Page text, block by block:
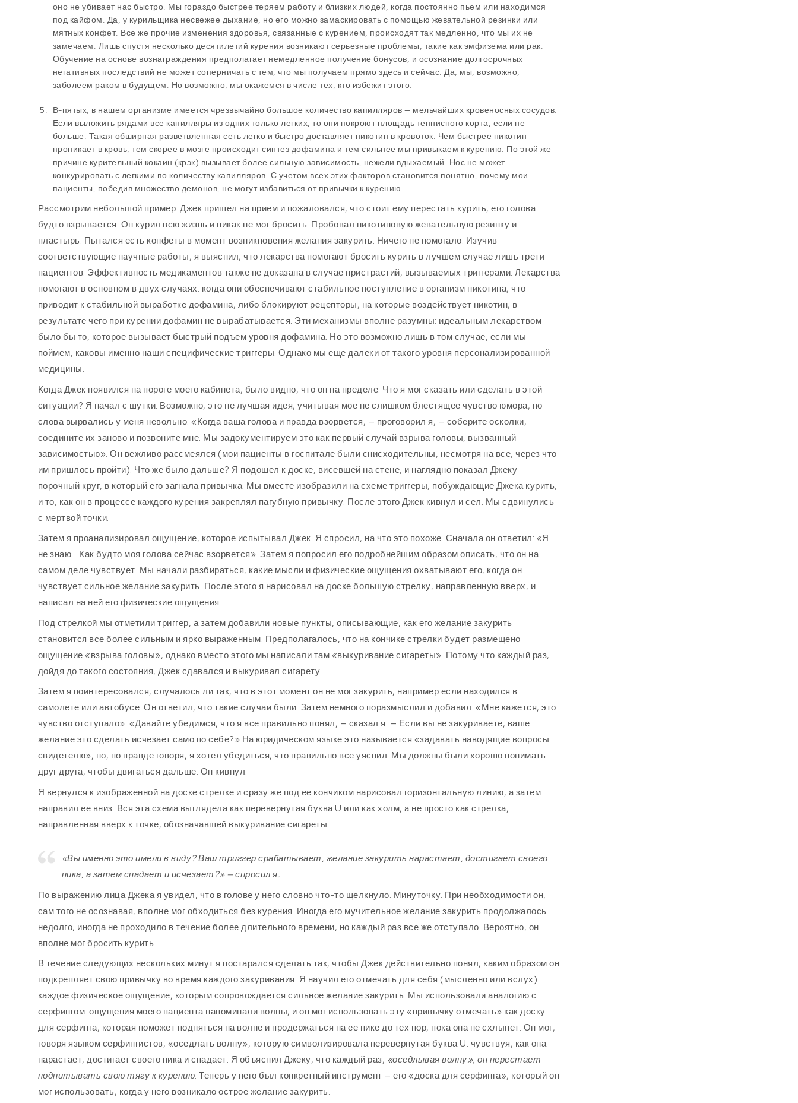
оно не убивает нас быстро. Мы гораздо быстрее теряем работу и близких людей, когда постоянно пьем или находимся
под кайфом. Да, у курильщика несвежее дыхание, но его можно замаскировать с помощью жевательной резинки или
мятных конфет. Все же прочие изменения здоровья, связанные с курением, происходят так медленно, что мы их не
замечаем. Лишь спустя несколько десятилетий курения возникают серьезные проблемы, такие как эмфизема или рак.
Обучение на основе вознаграждения предполагает немедленное получение бонусов, и осознание долгосрочных
негативных последствий не может соперничать с тем, что мы получаем прямо здесь и сейчас. Да, мы, возможно,
заболеем раком в будущем. Но возможно, мы окажемся в числе тех, кто избежит этого.
В-пятых, в нашем организме имеется чрезвычайно большое количество капилляров — мельчайших кровеносных сосудов.
Если выложить рядами все капилляры из одних только легких, то они покроют площадь теннисного корта, если не
больше. Такая обширная разветвленная сеть легко и быстро доставляет никотин в кровоток. Чем быстрее никотин
проникает в кровь, тем скорее в мозге происходит синтез дофамина и тем сильнее мы привыкаем к курению. По этой же
причине курительный кокаин (крэк) вызывает более сильную зависимость, нежели вдыхаемый. Нос не может
конкурировать с легкими по количеству капилляров. С учетом всех этих факторов становится понятно, почему мои
пациенты, победив множество демонов, не могут избавиться от привычки к курению.
Рассмотрим небольшой пример. Джек пришел на прием и пожаловался, что стоит ему перестать курить, его голова
будто взрывается. Он курил всю жизнь и никак не мог бросить. Пробовал никотиновую жевательную резинку и
пластырь. Пытался есть конфеты в момент возникновения желания закурить. Ничего не помогало. Изучив
соответствующие научные работы, я выяснил, что лекарства помогают бросить курить в лучшем случае лишь трети
пациентов. Эффективность медикаментов также не доказана в случае пристрастий, вызываемых триггерами. Лекарства
помогают в основном в двух случаях: когда они обеспечивают стабильное поступление в организм никотина, что
приводит к стабильной выработке дофамина, либо блокируют рецепторы, на которые воздействует никотин, в
результате чего при курении дофамин не вырабатывается. Эти механизмы вполне разумны: идеальным лекарством
было бы то, которое вызывает быстрый подъем уровня дофамина. Но это возможно лишь в том случае, если мы
поймем, каковы именно наши специфические триггеры. Однако мы еще далеки от такого уровня персонализированной
медицины.
Когда Джек появился на пороге моего кабинета, было видно, что он на пределе. Что я мог сказать или сделать в этой
ситуации? Я начал с шутки. Возможно, это не лучшая идея, учитывая мое не слишком блестящее чувство юмора, но
слова вырвались у меня невольно. «Когда ваша голова и правда взорвется, — проговорил я, — соберите осколки,
соедините их заново и позвоните мне. Мы задокументируем это как первый случай взрыва головы, вызванный
зависимостью». Он вежливо рассмеялся (мои пациенты в госпитале были снисходительны, несмотря на все, через что
им пришлось пройти). Что же было дальше? Я подошел к доске, висевшей на стене, и наглядно показал Джеку
порочный круг, в который его загнала привычка. Мы вместе изобразили на схеме триггеры, побуждающие Джека курить,
и то, как он в процессе каждого курения закреплял пагубную привычку. После этого Джек кивнул и сел. Мы сдвинулись
с мертвой точки.
Затем я проанализировал ощущение, которое испытывал Джек. Я спросил, на что это похоже. Сначала он ответил: «Я
не знаю… Как будто моя голова сейчас взорвется». Затем я попросил его подробнейшим образом описать, что он на
самом деле чувствует. Мы начали разбираться, какие мысли и физические ощущения охватывают его, когда он
чувствует сильное желание закурить. После этого я нарисовал на доске большую стрелку, направленную вверх, и
написал на ней его физические ощущения.
Под стрелкой мы отметили триггер, а затем добавили новые пункты, описывающие, как его желание закурить
становится все более сильным и ярко выраженным. Предполагалось, что на кончике стрелки будет размещено
ощущение «взрыва головы», однако вместо этого мы написали там «выкуривание сигареты». Потому что каждый раз,
дойдя до такого состояния, Джек сдавался и выкуривал сигарету.
Затем я поинтересовался, случалось ли так, что в этот момент он не мог закурить, например если находился в
самолете или автобусе. Он ответил, что такие случаи были. Затем немного поразмыслил и добавил: «Мне кажется, это
чувство отступало». «Давайте убедимся, что я все правильно понял, — сказал я. — Если вы не закуриваете, ваше
желание это сделать исчезает само по себе?» На юридическом языке это называется «задавать наводящие вопросы
свидетелю», но, по правде говоря, я хотел убедиться, что правильно все уяснил. Мы должны были хорошо понимать
друг друга, чтобы двигаться дальше. Он кивнул.
Я вернулся к изображенной на доске стрелке и сразу же под ее кончиком нарисовал горизонтальную линию, а затем
направил ее вниз. Вся эта схема выглядела как перевернутая буква U или как холм, а не просто как стрелка,
направленная вверх к точке, обозначавшей выкуривание сигареты.
«Вы именно это имели в виду? Ваш триггер срабатывает, желание закурить нарастает, достигает своего
пика, а затем спадает и исчезает?» — спросил я.
По выражению лица Джека я увидел, что в голове у него словно что-то щелкнуло. Минуточку. При необходимости он,
сам того не осознавая, вполне мог обходиться без курения. Иногда его мучительное желание закурить продолжалось
недолго, иногда не проходило в течение более длительного времени, но каждый раз все же отступало. Вероятно, он
вполне мог бросить курить.
В течение следующих нескольких минут я постарался сделать так, чтобы Джек действительно понял, каким образом он
подкрепляет свою привычку во время каждого закуривания. Я научил его отмечать для себя (мысленно или вслух)
каждое физическое ощущение, которым сопровождается сильное желание закурить. Мы использовали аналогию с
серфингом: ощущения моего пациента напоминали волны, и он мог использовать эту «привычку отмечать» как доску
для серфинга, которая поможет подняться на волне и продержаться на ее пике до тех пор, пока она не схлынет. Он мог,
говоря языком серфингистов, «оседлать волну», которую символизировала перевернутая буква U: чувствуя, как она
нарастает, достигает своего пика и спадает. Я объяснил Джеку, что каждый раз, «оседлывая волну», он перестает
подпитывать свою тягу к курению. Теперь у него был конкретный инструмент — его «доска для серфинга», который он
мог использовать, когда у него возникало острое желание закурить.